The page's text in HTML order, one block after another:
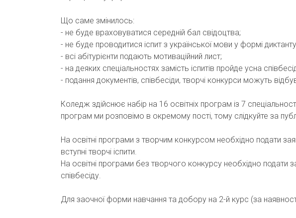
Що саме змінилось:
- не буде враховуватися середній бал свідоцтва;
- не буде проводитися іспит з української мови у формі
- всі абітурієнти подають мотиваційний лист;
- на деяких спеціальностях замість іспитів пройде усна
- подання документів, співбесіди, творчі конкурси можуть
Коледж здійснює набір на 16 освітніх програм із 7
програм ми розповімо в окремому пості, тому слідкуйте за
На освітні програми з творчим конкурсом необхідно подати
вступні творчі іспити.
На освітні програми без творчого конкурсу необхідно подати
співбесіду.
Для заочної форми навчання та добору на 2-й курс (за